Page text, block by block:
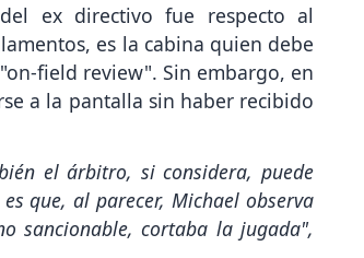
ex directivo fue respecto al
es la cabina quien debe
field review". Sin embargo, en
a la pantalla sin haber recibido
el árbitro, si considera, puede
que, al parecer, Michael observa
sancionable, cortaba la jugada",